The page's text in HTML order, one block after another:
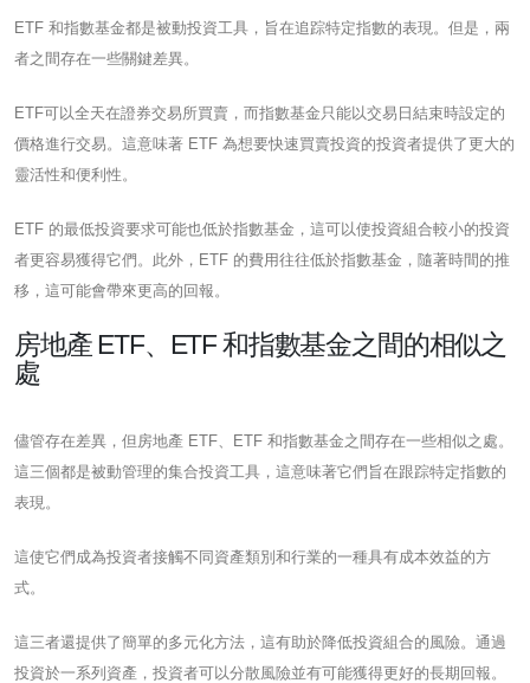
ETF 和指數基金都是被動投資工具，旨在追踪特定指數的表現。但是，兩
者之間存在一些關鍵差異。
ETF可以全天在證券交易所買賣，而指數基金只能以交易日結束時設定的
價格進行交易。這意味著 ETF 為想要快速買賣投資的投資者提供了更大的
靈活性和便利性。
ETF 的最低投資要求可能也低於指數基金，這可以使投資組合較小的投資
者更容易獲得它們。此外，ETF 的費用往往低於指數基金，隨著時間的推
移，這可能會帶來更高的回報。
房地產 ETF、ETF 和指數基金之間的相似之
處
儘管存在差異，但房地產 ETF、ETF 和指數基金之間存在一些相似之處。
這三個都是被動管理的集合投資工具，這意味著它們旨在跟踪特定指數的
表現。
這使它們成為投資者接觸不同資產類別和行業的一種具有成本效益的方
式。
這三者還提供了簡單的多元化方法，這有助於降低投資組合的風險。通過
投資於一系列資產，投資者可以分散風險並有可能獲得更好的長期回報。